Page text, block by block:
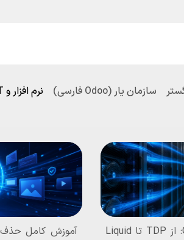
سازمان یار (Odoo فارسی) نرم افزار و IT
خنک‌سازی و برق در سرورهای GPU: از TDP تا Liquid
آموزش کامل حذف